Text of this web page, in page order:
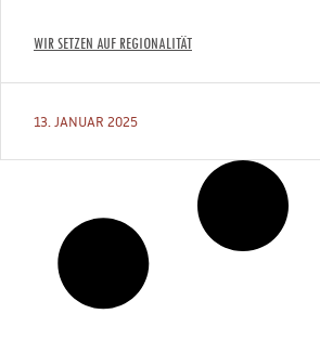
WIR SETZEN AUF REGIONALITÄT
13. JANUAR 2025